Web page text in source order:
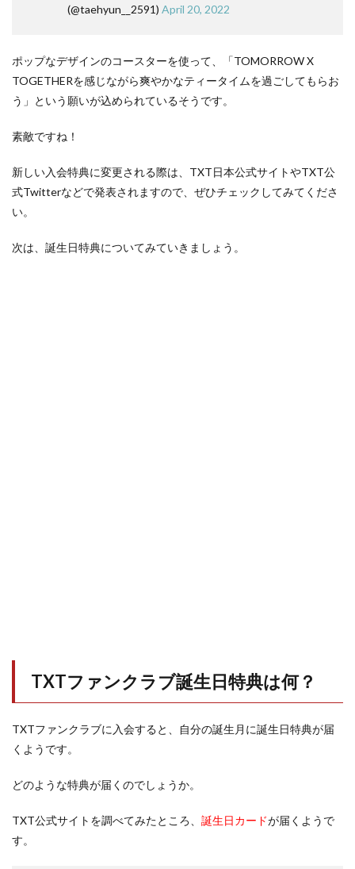
(@taehyun__2591) April 20, 2022
ポップなデザインのコースターを使って、「TOMORROW X
TOGETHERを感じながら爽やかなティータイムを過ごしてもらお
う」という願いが込められているそうです。
素敵ですね！
新しい入会特典に変更される際は、TXT日本公式サイトやTXT公
式Twitterなどで発表されますので、ぜひチェックしてみてくださ
い。
次は、誕生日特典についてみていきましょう。
TXTファンクラブ誕生日特典は何？
TXTファンクラブに入会すると、自分の誕生月に誕生日特典が届
くようです。
どのような特典が届くのでしょうか。
TXT公式サイトを調べてみたところ、 誕生日カードが届くようで
す。